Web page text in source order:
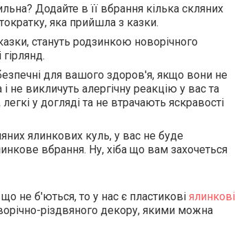
Додайте в її вбрання кілька скляних
яка прийшла з казки.
стануть родзинкою новорічного
для вашого здоров'я, якщо вони не
не викличуть алергічну реакцію у вас та
у догляді та не втрачають яскравості
ялинкових куль, у вас не буде
вбрання. Ну, хіба що вам захочеться
не б'ються, то у нас є пластикові ялинкові
різдвяного декору, якими можна